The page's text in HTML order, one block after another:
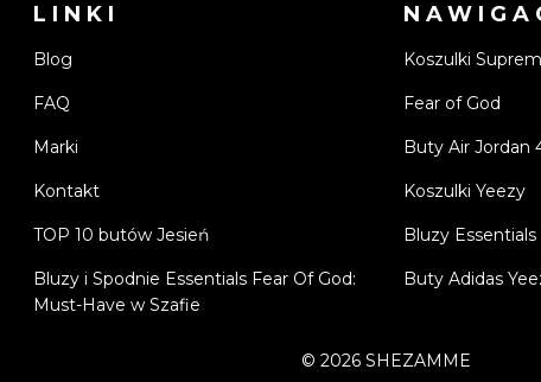
LINKI
Blog
FAQ
Marki
Kontakt
TOP 10 butów Jesień
Bluzy i Spodnie Essentials Fear Of God:
Must-Have w Szafie
Koszulki
Fear of God
Buty Air Jordan
Koszulki Yeezy
Bluzy Essentials
Buty Adidas
© 2026SHEZAMME